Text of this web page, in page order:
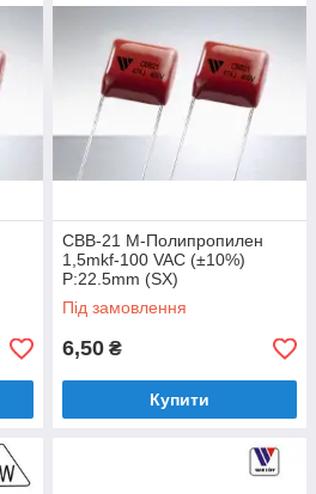
CBB-21 M-Полипропилен
1,5mkf-100 VAC (±10%)
P:22.5mm (SX)
Під замовлення
6,50 ₴
Купити